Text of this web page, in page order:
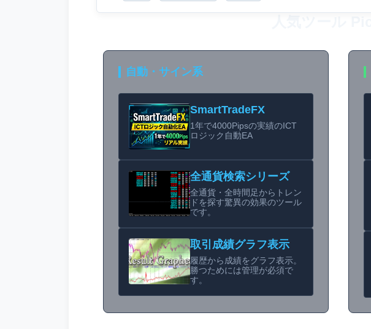
自動・サイン系
SmartTradeFX
1年で4000Pipsの実績のICT
ロジック自動EA
全通貨検索シリーズ
全通貨・全時間足からトレン
ドを探す驚異の効果のツール
です。
取引成績グラフ表示
履歴から成績をグラフ表示。
勝つためには管理が必須で
す。